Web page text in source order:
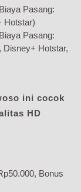
Pasang:
Hotstar)
Pasang:
Disney+ Hotstar,
ini cocok
HD
Bonus